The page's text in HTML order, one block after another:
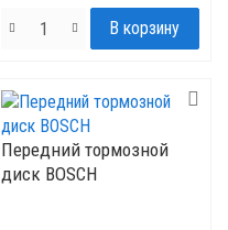
Передний тормозной
диск BOSCH